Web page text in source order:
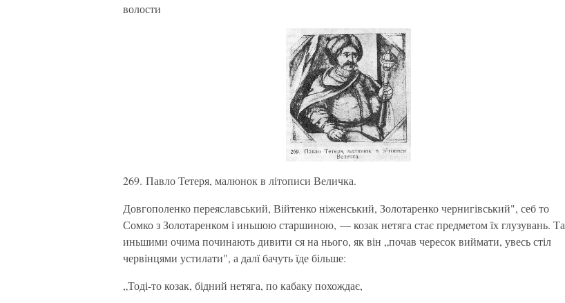
волости
269. Павло Тетеря, малюнок в літописи Величка.
Довгополенко переяславський, Війтенко ніженський, Золотаренко чернигівський", себ то
Сомко з Золотаренком і иньшою старшиною, — козак нетяга стає предметом їх глузувань. Та
иньшими очима починають дивити ся на нього, як він „почав чересок виймати, увесь стіл
червінцями устилати", а далї бачуть їде більше:
„Тоді-то козак, бідний нетяга, по кабаку похождає,